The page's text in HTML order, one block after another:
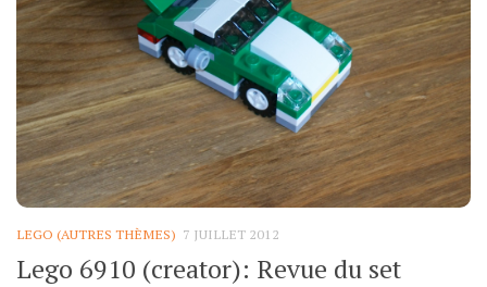
LEGO (AUTRES THÈMES) 7 JUILLET 2012
Lego 6910 (creator): Revue du set